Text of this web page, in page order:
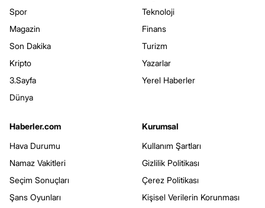
Spor
Magazin
Son Dakika
Kripto
3.Sayfa
Dünya
Teknoloji
Finans
Turizm
Yazarlar
Yerel Haberler
Haberler.com
Hava Durumu
Namaz Vakitleri
Seçim Sonuçları
Şans Oyunları
Kurumsal
Kullanım Şartları
Gizlilik Politikası
Çerez Politikası
Kişisel Verilerin Korunması